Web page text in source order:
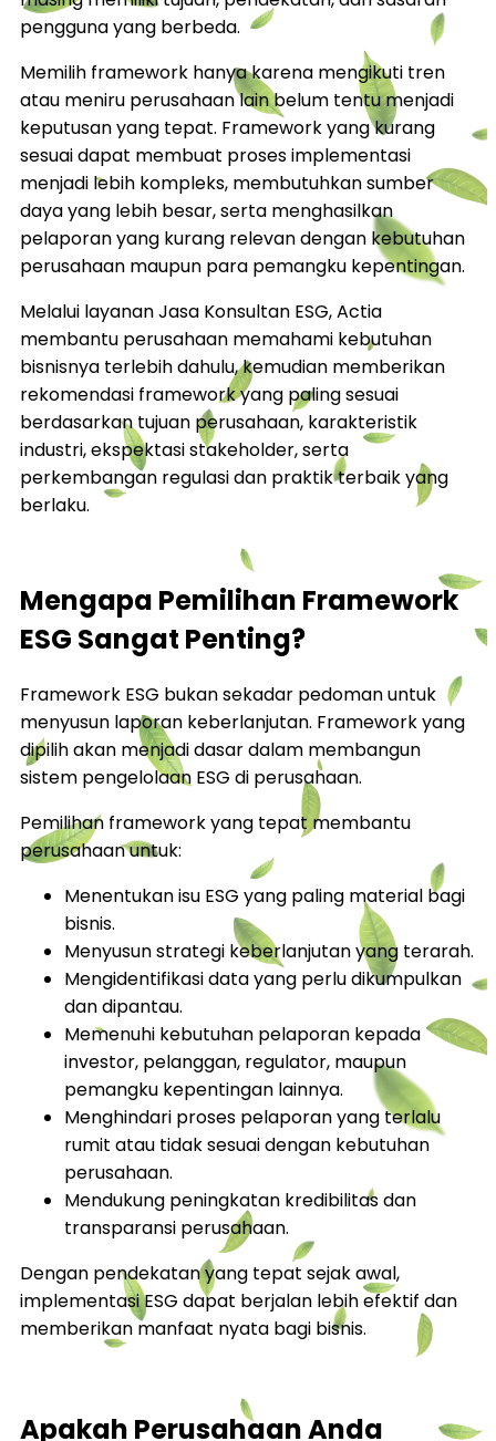
pengguna yang berbeda.
Memilih framework hanya karena mengikuti tren
atau meniru perusahaan lain belum tentu menjadi
keputusan yang tepat. Framework yang kurang
sesuai dapat membuat proses implementasi
menjadi lebih kompleks, membutuhkan sumber
daya yang lebih besar, serta menghasilkan
pelaporan yang kurang relevan dengan kebutuhan
perusahaan maupun para pemangku kepentingan.
Melalui layanan Jasa Konsultan ESG, Actia
membantu perusahaan memahami kebutuhan
bisnisnya terlebih dahulu, kemudian memberikan
rekomendasi framework yang paling sesuai
berdasarkan tujuan perusahaan, karakteristik
industri, ekspektasi stakeholder, serta
perkembangan regulasi dan praktik terbaik yang
berlaku.
Mengapa Pemilihan Framework
ESG Sangat Penting?
Framework ESG bukan sekadar pedoman untuk
menyusun laporan keberlanjutan. Framework yang
dipilih akan menjadi dasar dalam membangun
sistem pengelolaan ESG di perusahaan.
Pemilihan framework yang tepat membantu
perusahaan untuk:
Menentukan isu ESG yang paling material bagi
bisnis.
Menyusun strategi keberlanjutan yang terarah.
Mengidentifikasi data yang perlu dikumpulkan
dan dipantau.
Memenuhi kebutuhan pelaporan kepada
investor, pelanggan, regulator, maupun
pemangku kepentingan lainnya.
Menghindari proses pelaporan yang terlalu
rumit atau tidak sesuai dengan kebutuhan
perusahaan.
Mendukung peningkatan kredibilitas dan
transparansi perusahaan.
Dengan pendekatan yang tepat sejak awal,
implementasi ESG dapat berjalan lebih efektif dan
memberikan manfaat nyata bagi bisnis.
Apakah Perusahaan Anda